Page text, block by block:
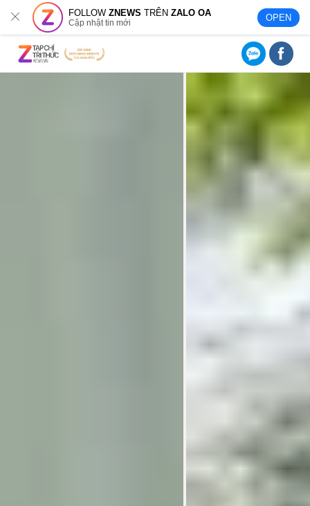
FOLLOWZNEWS TRÊNZALO OA
Cập nhật tin mới OPEN